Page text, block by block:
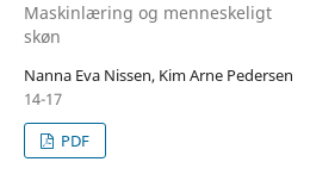
Maskinlæring og menneskeligt
skøn
Nanna Eva Nissen, Kim Arne Pedersen
14-17
PDF